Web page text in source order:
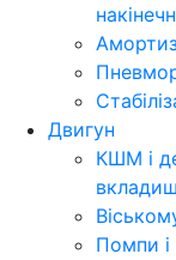
Двигун
КШМ і
Помпи